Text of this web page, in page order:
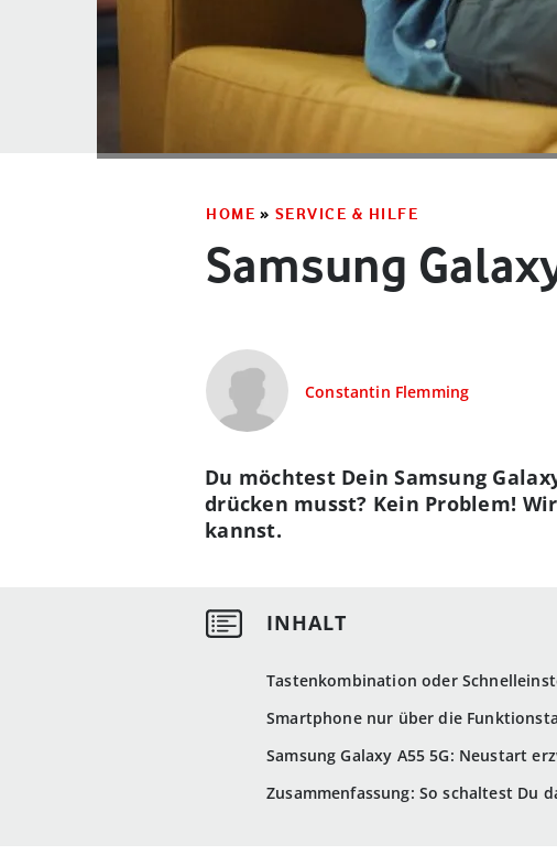
HOME » SERVICE & HILFE
Samsung
Constantin Flemming
Tastenkombination oder
Smartphone nur über die
Samsung Galaxy A55 5G: Neustart
Zusammenfassung: So schaltest Du
Du möchtest Dein Samsung
drücken musst? Kein Problem!
kannst.